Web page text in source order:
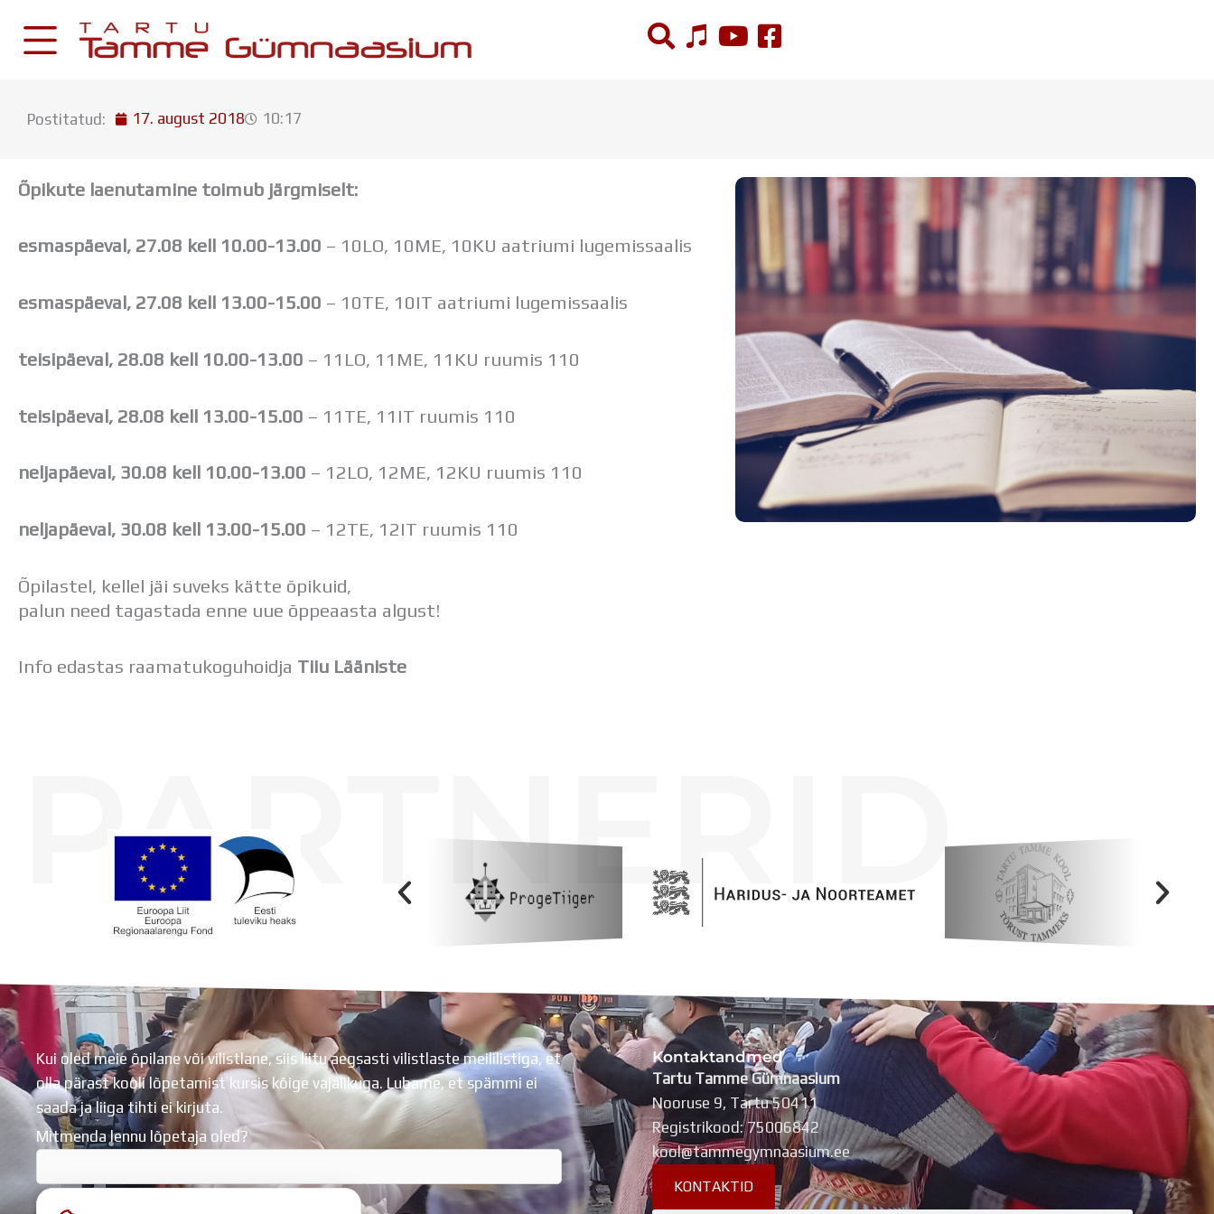
content
Postkast
Tamme Leht
Ainepassid
Õpilastööd (UPT)
Distantsõpe
Projektid
Meie kool
Dokumendid
Uudised
Lapsevanemale
Vilistlastele
Toitlustamine
Virtuaaltuur
Õpilasesindus
Kontaktid
Tööpakkumised
Postitatud: 17. august 2018 10:17
Õpikute laenutamine toimub järgmiselt:
esmaspäeval, 27.08 kell 10.00-13.00 – 10LO, 10ME, 10KU aatriumi lugemissaalis
esmaspäeval, 27.08 kell 13.00-15.00 – 10TE, 10IT aatriumi lugemissaalis
teisipäeval, 28.08 kell 10.00-13.00 – 11LO, 11ME, 11KU ruumis 110
teisipäeval, 28.08 kell 13.00-15.00 – 11TE, 11IT ruumis 110
neljapäeval, 30.08 kell 10.00-13.00 – 12LO, 12ME, 12KU ruumis 110
neljapäeval, 30.08 kell 13.00-15.00 – 12TE, 12IT ruumis 110
Õpilastel, kellel jäi suveks kätte õpikuid,
palun need tagastada enne uue õppeaasta algust!
Info edastas raamatukoguhoidja Tiiu Lääniste
PARTNERID
Kui oled meie õpilane või vilistlane, siis liitu aegsasti vilistlaste meililistiga, et
olla pärast kooli lõpetamist kursis kõige vajalikuga. Lubame, et spämmi ei
saada ja liiga tihti ei kirjuta.
Mitmenda lennu lõpetaja oled?
Kontaktandmed
Tartu Tamme Gümnaasium
Nooruse 9, Tartu 50411
Registrikood: 75006842
kool@tammegymnaasium.ee
KONTAKTID